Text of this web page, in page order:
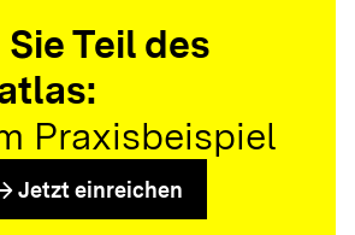
Teil des
Praxisbeispiel
Jetzt einreichen